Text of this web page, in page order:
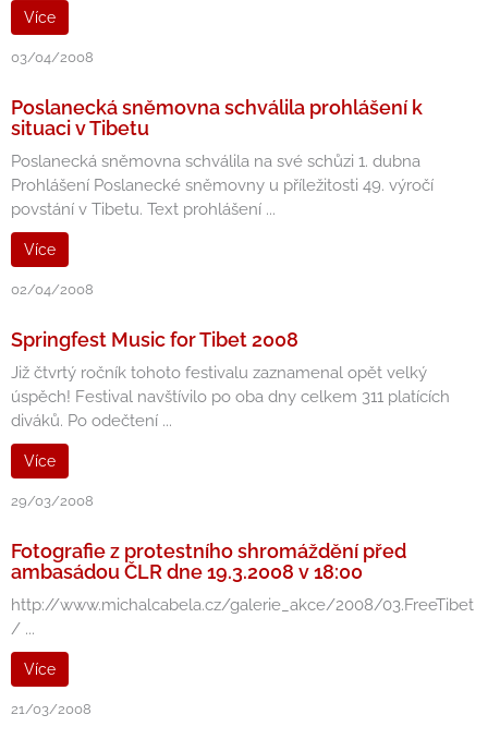
Více
03/04/2008
Poslanecká sněmovna schválila prohlášení k
situaci v Tibetu
Poslanecká sněmovna schválila na své schůzi 1. dubna
Prohlášení Poslanecké sněmovny u příležitosti 49. výročí
povstání v Tibetu. Text prohlášení ...
Více
02/04/2008
Springfest Music for Tibet 2008
Již čtvrtý ročník tohoto festivalu zaznamenal opět velký
úspěch! Festival navštívilo po oba dny celkem 311 platících
diváků. Po odečtení ...
Více
29/03/2008
Fotografie z protestního shromáždění před
ambasádou ČLR dne 19.3.2008 v 18:00
http://www.michalcabela.cz/galerie_akce/2008/03.FreeTibet
/ ...
Více
21/03/2008